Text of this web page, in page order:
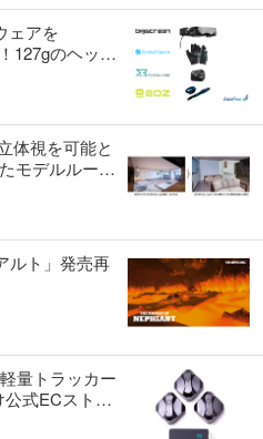
ェアを
127gのヘッド
カー、12時
公式グ
体視を可能と
モデルルーム
ルト」発売再
量トラッカー
公式ECストア